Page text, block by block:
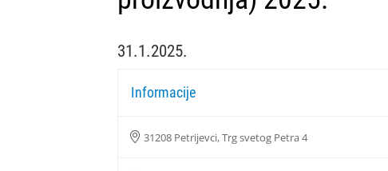
31.1.2025.
Informacije
31208 Petrijevci, Trg svetog Petra 4